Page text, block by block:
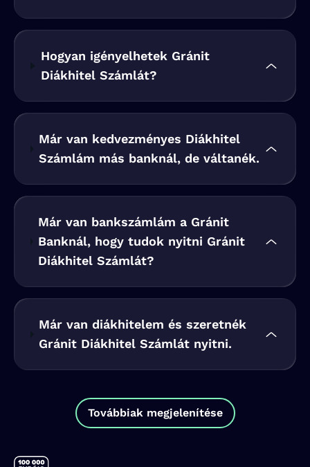
Hogyan igényelhetek Gránit
Diákhitel Számlát?
Már van kedvezményes Diákhitel
Számlám más banknál, de váltanék.
Már van bankszámlám a Gránit
Banknál, hogy tudok nyitni Gránit
Diákhitel Számlát?
Már van diákhitelem és szeretnék
Gránit Diákhitel Számlát nyitni.
Továbbiak megjelenítése